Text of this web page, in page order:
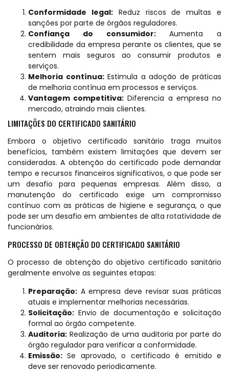
Conformidade legal:Reduz riscos de multas e
sanções por parte de órgãos reguladores.
Confiança do consumidor:Aumenta a
credibilidade da empresa perante os clientes, que se
sentem mais seguros ao consumir produtos e
serviços.
Melhoria contínua:Estimula a adoção de práticas
de melhoria contínua em processos e serviços.
Vantagem competitiva: Diferencia a empresa no
mercado, atraindo mais clientes.
LIMITAÇÕES DO CERTIFICADO SANITÁRIO
Embora o objetivo certificado sanitário traga muitos
benefícios, também existem limitações que devem ser
consideradas. A obtenção do certificado pode demandar
tempo e recursos financeiros significativos, o que pode ser
um desafio para pequenas empresas. Além disso, a
manutenção do certificado exige um compromisso
contínuo com as práticas de higiene e segurança, o que
pode ser um desafio em ambientes de alta rotatividade de
funcionários.
PROCESSO DE OBTENÇÃO DO CERTIFICADO SANITÁRIO
O processo de obtenção do objetivo certificado sanitário
geralmente envolve as seguintes etapas:
Preparação: A empresa deve revisar suas práticas
atuais e implementar melhorias necessárias.
Solicitação: Envio de documentação e solicitação
formal ao órgão competente.
Auditoria: Realização de uma auditoria por parte do
órgão regulador para verificar a conformidade.
Emissão: Se aprovado, o certificado é emitido e
deve ser renovado periodicamente.